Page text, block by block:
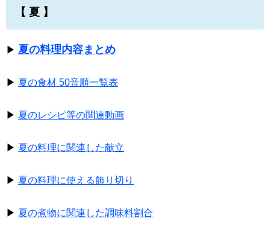
【 夏 】
▶ 夏の料理内容まとめ
▶ 夏の食材 50音順一覧表
▶ 夏のレシピ等の関連動画
▶ 夏の料理に関連した献立
▶ 夏の料理に使える飾り切り
▶ 夏の煮物に関連した調味料割合